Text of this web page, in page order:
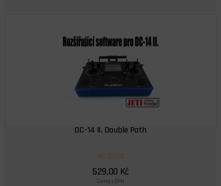
DC-14 II. Double Path
na dotaz
529,00 Kč
Cena s DPH